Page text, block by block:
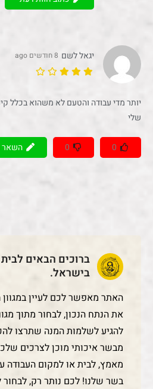
יגאל לשם 8 חודשים ago
יותר מדי עבודה והטעם לא משהוא בכלל
שלי
0
0 השאר
ברוכים הבאים
בישראל.
האתר מאפשר לכם לעיין
את הנתח הנכון, לבחור מתוך
להגיע לשלמות המנה שתרצו
מבשר איכותי מוכן לצרכים
מאמץ, לבית או למקום העבודה
בשר שלנו! לכם נותר רק, לבחור